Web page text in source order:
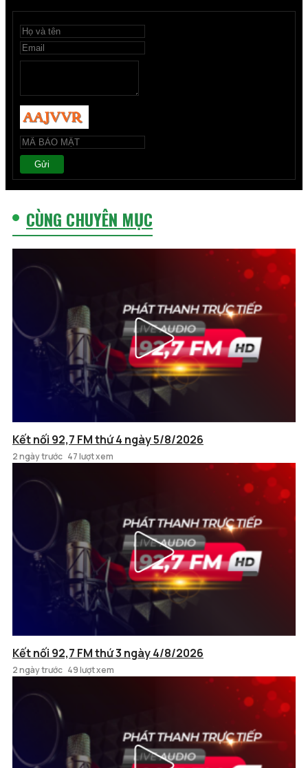
Gửi
CÙNG CHUYÊN MỤC
Kết nối 92,7 FM thứ 4 ngày 5/8/2026
2 ngày trước 47 lượt xem
Kết nối 92,7 FM thứ 3 ngày 4/8/2026
2 ngày trước 49 lượt xem